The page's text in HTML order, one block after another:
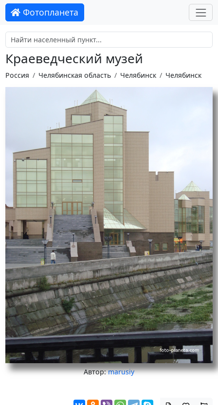
Фотопланета
Краеведческий музей
Россия Челябинская область Челябинск Челябинск
Автор:marusiy